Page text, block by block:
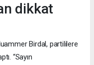
dikkat
Birdal, partililere
“Sayın